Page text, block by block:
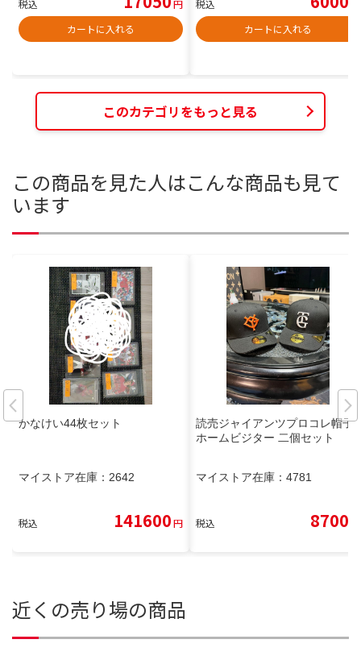
税込
円
カートに入れる
税込
カートに入れる
このカテゴリをもっと見る
この商品を見た人はこんな商品も見て
います
かなけい44枚セット
マイストア在庫： 2642
税込 141600円
読売ジャイアンツプロコレ帽子
ホームビジター 二個セット
マイストア在庫： 4781
税込 8700
近くの売り場の商品